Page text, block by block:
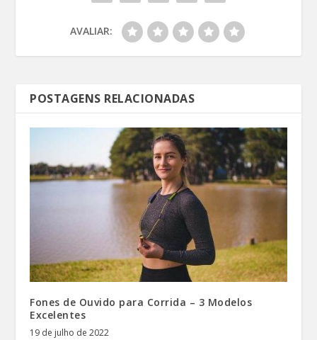
AVALIAR:
POSTAGENS RELACIONADAS
Fones de Ouvido para Corrida – 3 Modelos
Excelentes
19 de julho de 2022